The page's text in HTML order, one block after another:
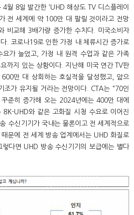
월 8일 발간한 ‘UHD 해상도 TV 디스플레이
전 세계에 약 100만 대 팔릴 것이라고 전망
비교해 3배가량 증가한 수치다. 미국소비자
. 코로나19로 인한 가정 내 체류시간 증가로
요가 늘었고, 가정 내 원격 수업과 같은 가족
까지 있는 상황이다. 지난해 미국 연간 TV판
만 대 상회하는 호실적을 달성했고, 앞으
조가 유지될 거라는 전망이다. CTA는 “70인
준히 증가해 오는 2024년에는 400만 대에
8K-UHD와 같은 고화질 시청 수요로 이어진
수신기기가 국내는 물론이고 전 세계적으로
문에 전 세계 방송 업계에서는 UHD 화질로
다면 UHD 방송 수신기기의 보급에는 별다